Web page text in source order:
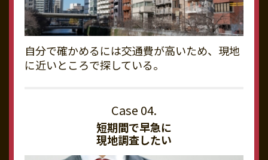
自分で確かめるには交通費が高いため、現地
に近いところで探している。
短期間で早急に
現地調査したい